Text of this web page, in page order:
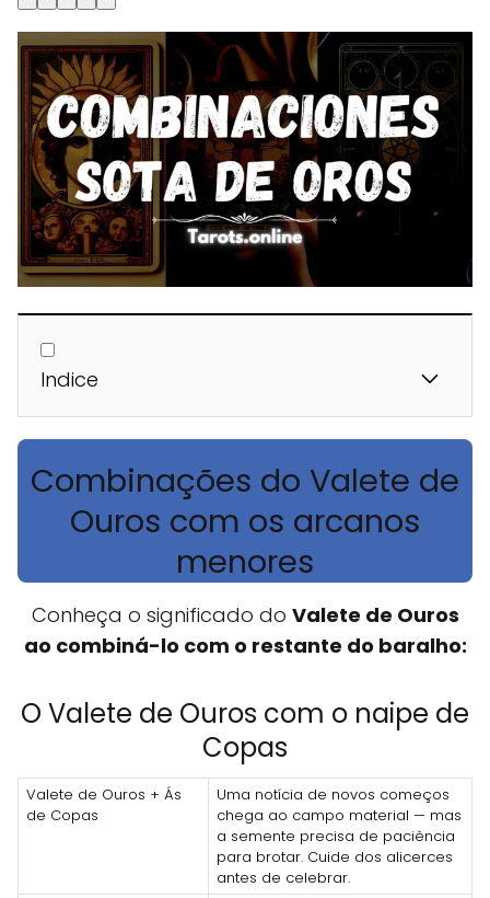
Indice
Combinações do Valete de
Ouros com os arcanos
menores
Conheça o significado do Valete de Ouros
ao combiná-lo com o restante do baralho:
O Valete de Ouros com o naipe de
Copas
Valete de Ouros + Ás
de Copas
Uma notícia de novos começos
chega ao campo material — mas
a semente precisa de paciência
para brotar. Cuide dos alicerces
antes de celebrar.